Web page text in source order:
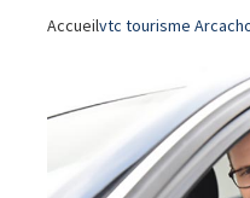
Accueilvtc tourisme